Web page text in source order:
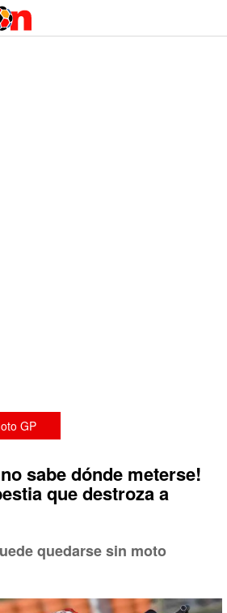
GP
sabe dónde meterse!
que destroza a
quedarse sin moto